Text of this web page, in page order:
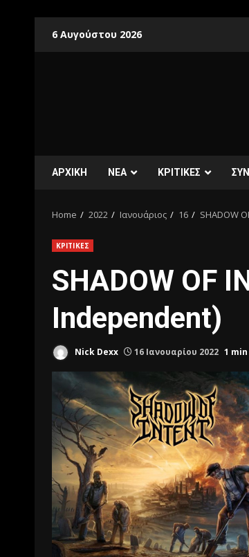
6 Αυγούστου 2026
ΑΡΧΙΚΗ ΝΕΑ ΚΡΙΤΙΚΕΣ
Home 2022 Ιανουάριος 16 SHADOW
ΚΡΙΤΙΚΕΣ
SHADOW OF
Independent)
Nick Dexx 16 Ιανουαρίου 2022 1